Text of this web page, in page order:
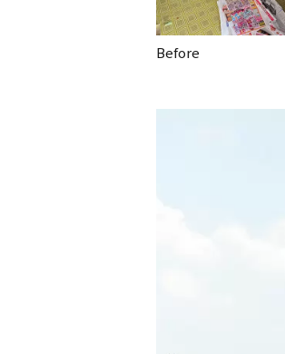
Before